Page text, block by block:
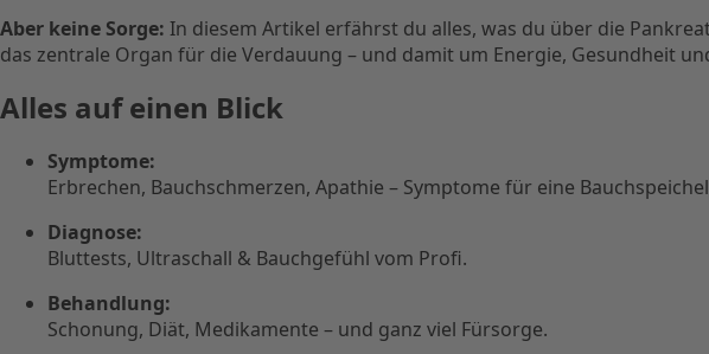
Aber keine Sorge: In diesem Artikel erfährst du alles, was du über die
das zentrale Organ für die Verdauung – und damit um Energie, Gesundheit
Alles auf einen Blick
Symptome:
Erbrechen, Bauchschmerzen, Apathie – Symptome für eine
Diagnose:
Bluttests, Ultraschall & Bauchgefühl vom Profi.
Behandlung:
Schonung, Diät, Medikamente – und ganz viel Fürsorge.